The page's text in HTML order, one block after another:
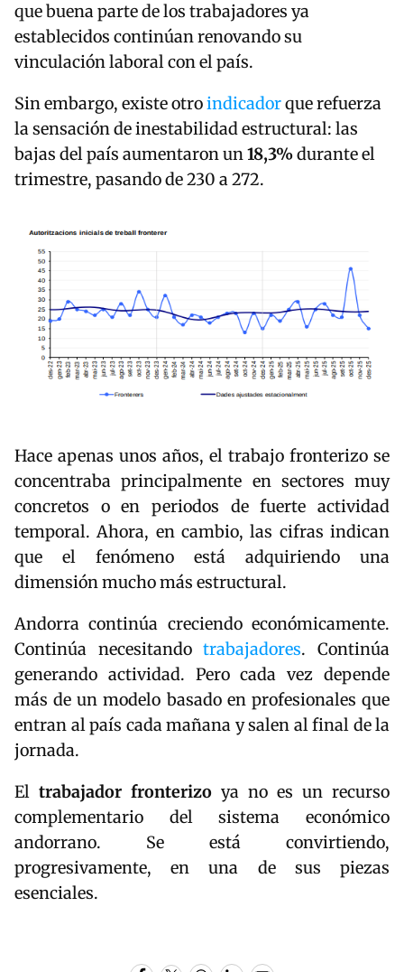
que buena parte de los trabajadores ya
establecidos continúan renovando su
vinculación laboral con el país.
Sin embargo, existe otroindicadorque refuerza
la sensación de inestabilidad estructural: las
bajas del país aumentaron un18,3%durante el
trimestre, pasando de 230 a 272.
Hace apenas unos años, el trabajo fronterizo se
concentraba principalmente en sectores muy
concretos o en periodos de fuerte actividad
temporal. Ahora, en cambio, las cifras indican
que el fenómeno está adquiriendo una
dimensión mucho más estructural.
Andorra continúa creciendo económicamente.
Continúa necesitandotrabajadores. Continúa
generando actividad. Pero cada vez depende
más de un modelo basado en profesionales que
entran al país cada mañana y salen al final de la
jornada.
El trabajador fronterizo ya no es un recurso
complementario del sistema económico
andorrano. Se está convirtiendo,
progresivamente, en una de sus piezas
esenciales.